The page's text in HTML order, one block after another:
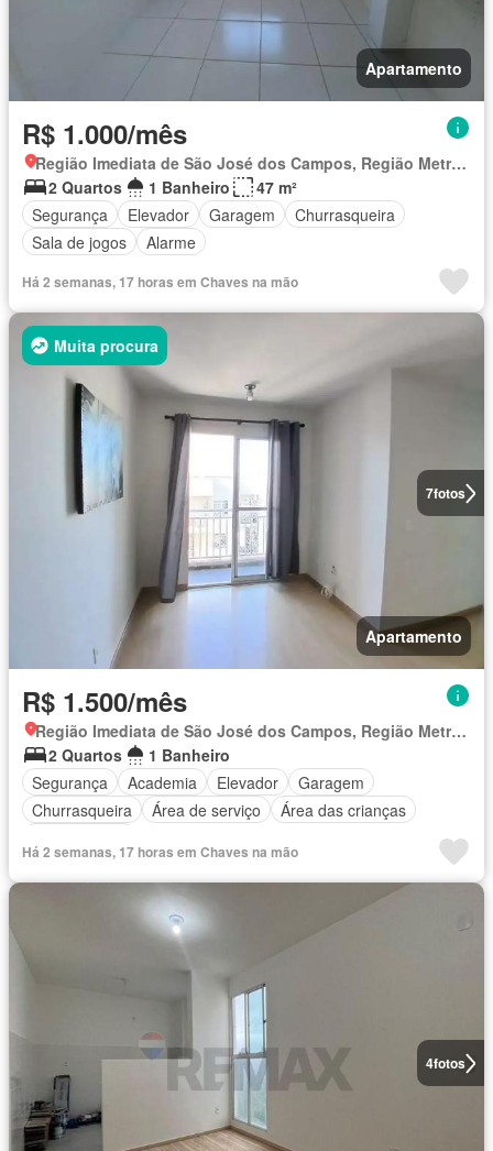
Apartamento
R$ 1.000/mês
Região Imediata de São José dos Campos, Região Metropolitana do Vale do Paraíba e Litoral Norte
2 Quartos
1 Banheiro
47 m²
Segurança
Elevador Garagem
Churrasqueira
Sala de jogos
Alarme
Há 2 semanas, 17 horas em Chaves na mão
7fotos
Muita procura
Apartamento
R$ 1.500/mês
Região Imediata de São José dos Campos, Região Metropolitana do Vale do Paraíba e Litoral Norte
2 Quartos
1 Banheiro
Segurança
Academia Elevador
Garagem
Churrasqueira
Área de serviço
Área das crianças
Há 2 semanas, 17 horas em Chaves na mão
4fotos